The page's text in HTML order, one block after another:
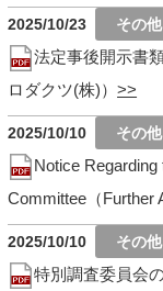
2025/10/23
法定事後開示書
ロダクツ(株)）
2025/10/10
Notice
Committee（Further
2025/10/10
特別調査委員会